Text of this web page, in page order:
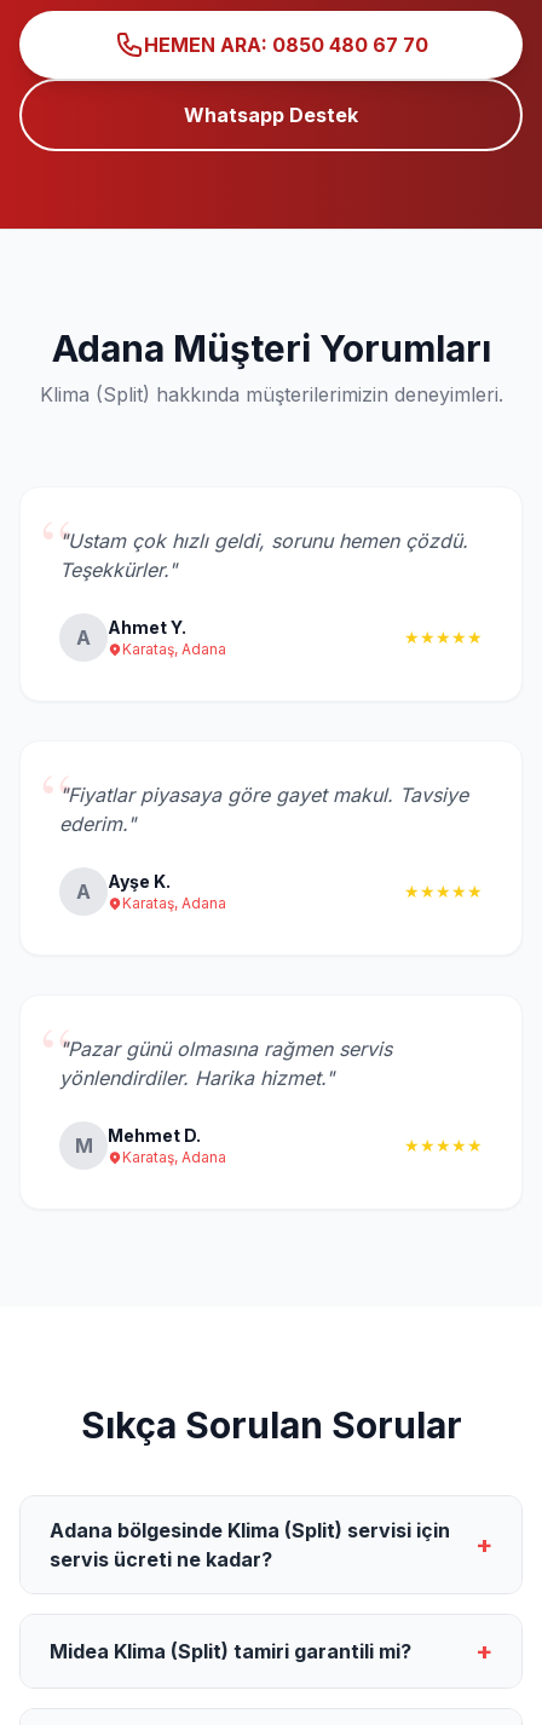
HEMEN ARA: 0850 480 67 70
Whatsapp Destek
Adana Müşteri Yorumları
Klima (Split) hakkında müşterilerimizin deneyimleri.
“"Ustam çok hızlı geldi, sorunu hemen çözdü.
Teşekkürler."
A Ahmet Y.
Karataş, Adana
★★★★★
“"Fiyatlar piyasaya göre gayet makul. Tavsiye
ederim."
A Ayşe K.
Karataş, Adana
★★★★★
“"Pazar günü olmasına rağmen servis
yönlendirdiler. Harika hizmet."
M Mehmet D.
Karataş, Adana
★★★★★
Sıkça Sorulan Sorular
Adana bölgesinde Klima (Split) servisi için
servis ücreti ne kadar?
+
Midea Klima (Split) tamiri garantili mi? +